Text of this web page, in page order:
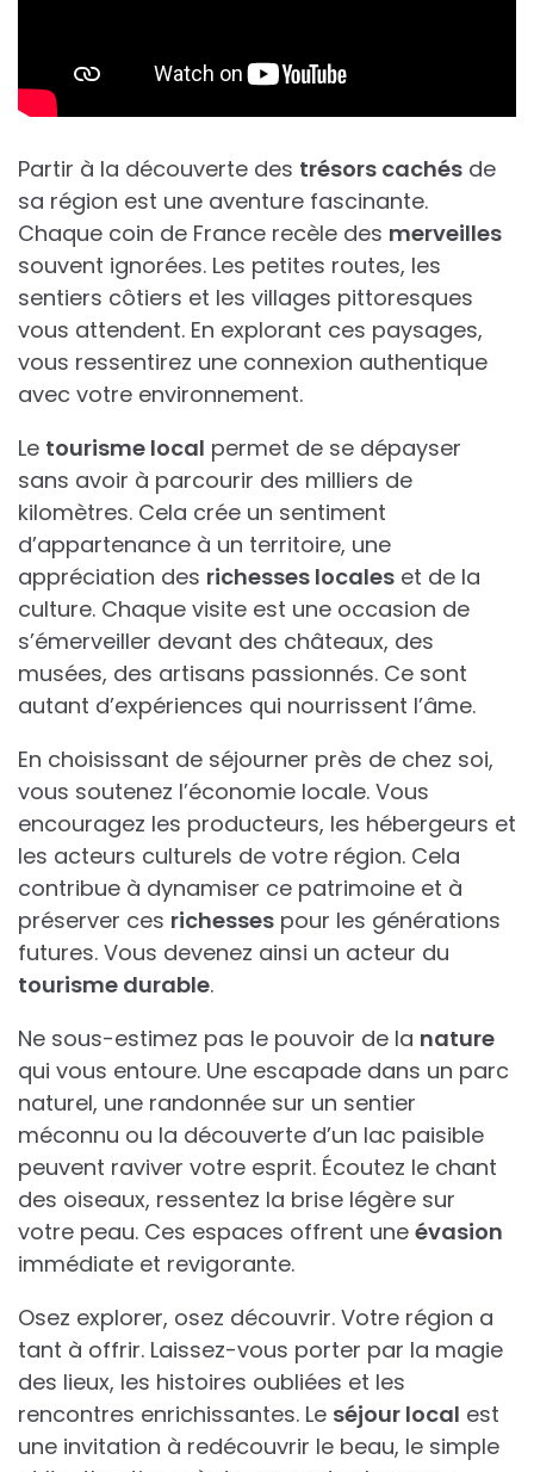
Partir à la découverte des trésors cachés de
sa région est une aventure fascinante.
Chaque coin de France recèle des merveilles
souvent ignorées. Les petites routes, les
sentiers côtiers et les villages pittoresques
vous attendent. En explorant ces paysages,
vous ressentirez une connexion authentique
avec votre environnement.
Le tourisme local permet de se dépayser
sans avoir à parcourir des milliers de
kilomètres. Cela crée un sentiment
d’appartenance à un territoire, une
appréciation des richesses locales et de la
culture. Chaque visite est une occasion de
s’émerveiller devant des châteaux, des
musées, des artisans passionnés. Ce sont
autant d’expériences qui nourrissent l’âme.
En choisissant de séjourner près de chez soi,
vous soutenez l’économie locale. Vous
encouragez les producteurs, les hébergeurs et
les acteurs culturels de votre région. Cela
contribue à dynamiser ce patrimoine et à
préserver ces richesses pour les générations
futures. Vous devenez ainsi un acteur du
tourisme durable.
Ne sous-estimez pas le pouvoir de la nature
qui vous entoure. Une escapade dans un parc
naturel, une randonnée sur un sentier
méconnu ou la découverte d’un lac paisible
peuvent raviver votre esprit. Écoutez le chant
des oiseaux, ressentez la brise légère sur
votre peau. Ces espaces offrent une évasion
immédiate et revigorante.
Osez explorer, osez découvrir. Votre région a
tant à offrir. Laissez-vous porter par la magie
des lieux, les histoires oubliées et les
rencontres enrichissantes. Le séjour local est
une invitation à redécouvrir le beau, le simple